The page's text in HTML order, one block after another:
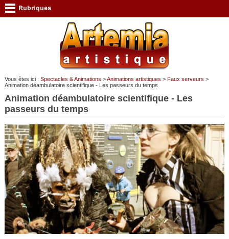
Vous êtes ici : Spectacles & Animations >Animations artistiques > Faux serveurs >
Animation déambulatoire scientifique - Les passeurs du temps
Animation déambulatoire scientifique - Les
passeurs du temps